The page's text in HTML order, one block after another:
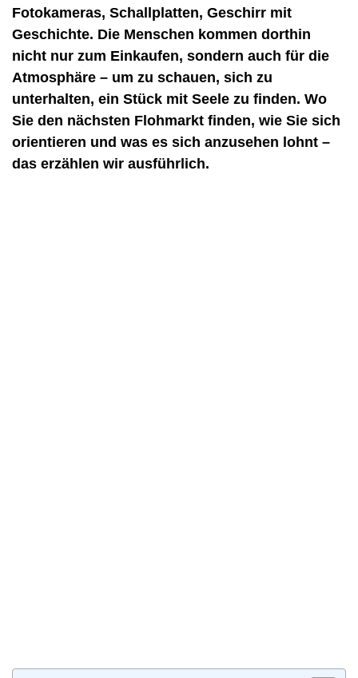
Fotokameras, Schallplatten, Geschirr mit
Geschichte. Die Menschen kommen dorthin
nicht nur zum Einkaufen, sondern auch für die
Atmosphäre – um zu schauen, sich zu
unterhalten, ein Stück mit Seele zu finden. Wo
Sie den nächsten Flohmarkt finden, wie Sie sich
orientieren und was es sich anzusehen lohnt –
das erzählen wir ausführlich.